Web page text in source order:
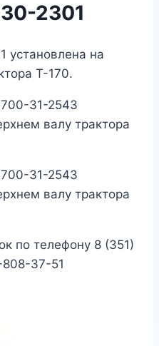
2301
установлена на
Т-170.
31-2543
валу трактора
31-2543
валу трактора
по телефону 8 (351)
37-51